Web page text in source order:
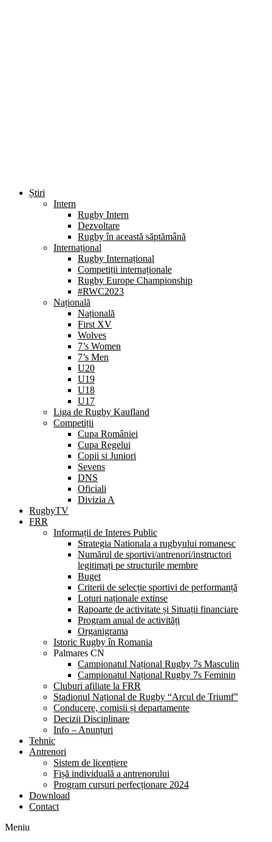
Știri
Intern
Rugby Intern
Dezvoltare
Rugby în această săptămână
Internațional
Rugby Internațional
Competiții internaționale
Rugby Europe Championship
#RWC2023
Națională
Națională
First XV
Wolves
7’s Women
7’s Men
U20
U19
U18
U17
Liga de Rugby Kaufland
Competiții
Cupa României
Cupa Regelui
Copii si Juniori
Sevens
DNS
Oficiali
Divizia A
RugbyTV
FRR
Informații de Interes Public
Strategia Nationala a rugbyului romanesc
Numărul de sportivi/antrenori/instructori
legitimați pe structurile membre
Buget
Criterii de selecție sportivi de performanță
Loturi naționale extinse
Rapoarte de activitate și Situații financiare
Program anual de activități
Organigrama
Istoric Rugby în Romania
Palmares CN
Campionatul Național Rugby 7s Masculin
Campionatul Național Rugby 7s Feminin
Cluburi afiliate la FRR
Stadionul Național de Rugby “Arcul de Triumf”
Conducere, comisii și departamente
Decizii Disciplinare
Info – Anunțuri
Tehnic
Antrenori
Sistem de licențiere
Fișă individuală a antrenorului
Program cursuri perfecționare 2024
Download
Contact
Meniu